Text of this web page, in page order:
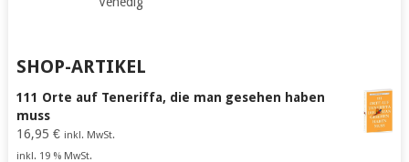
SHOP-ARTIKEL
111 Orte auf Teneriffa, die man gesehen haben
muss
16,95 € inkl. MwSt.
inkl. 19 % MwSt.